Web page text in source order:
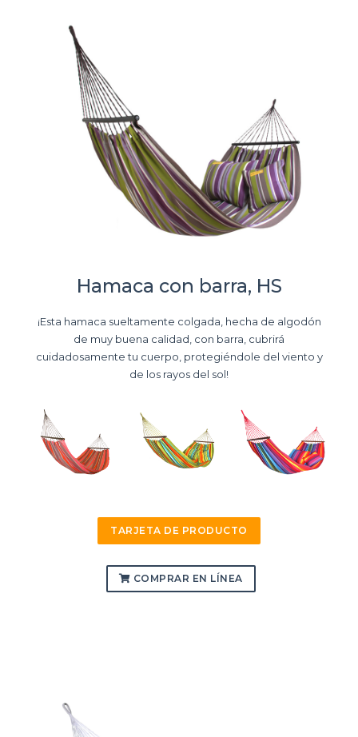
Hamaca con barra, HS
¡Esta hamaca sueltamente colgada, hecha de algodón
de muy buena calidad, con barra, cubrirá
cuidadosamente tu cuerpo, protegiéndole del viento y
de los rayos del sol!
TARJETA DE PRODUCTO
COMPRAR EN LÍNEA